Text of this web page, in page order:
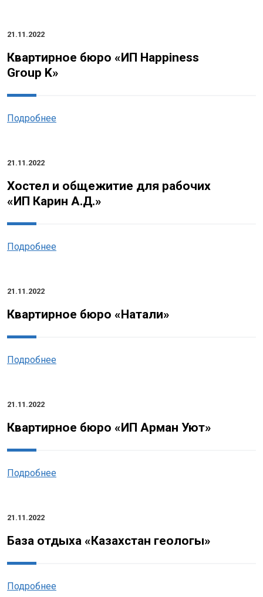
21.11.2022
Квартирное бюро «ИП Happiness
Group K»
Подробнее
21.11.2022
Хостел и общежитие для рабочих
«ИП Карин А.Д.»
Подробнее
21.11.2022
Квартирное бюро «Натали»
Подробнее
21.11.2022
Квартирное бюро «ИП Арман Уют»
Подробнее
21.11.2022
База отдыха «Казахстан геологы»
Подробнее